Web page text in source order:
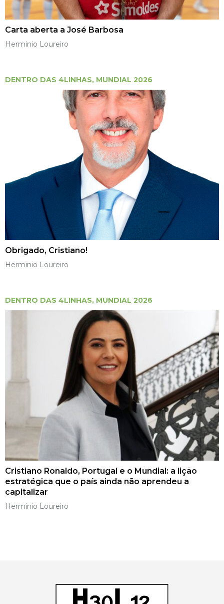
Carta aberta a José Barbosa
Herminio Loureiro
DENTRO DAS 4LINHAS, MUNDIAL 2026
Obrigado, Cristiano!
Herminio Loureiro
DENTRO DAS 4LINHAS, MUNDIAL 2026
Cristiano Ronaldo, Portugal e o Mundial: a lição
estratégica que o país ainda não aprendeu a
capitalizar
Herminio Loureiro